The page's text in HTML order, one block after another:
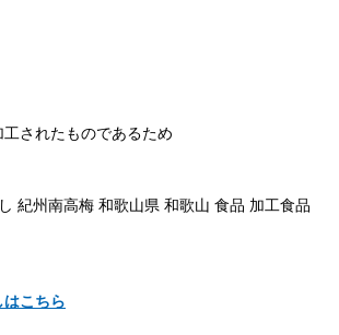
されたものであるため
紀州南高梅 和歌山県 和歌山 食品 加工食品
こちら